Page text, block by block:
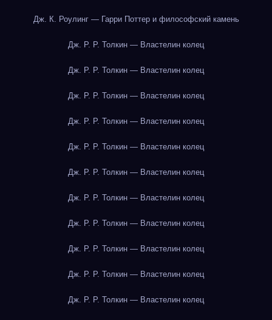
Дж. К. Роулинг — Гарри Поттер и философский камень
Дж. Р. Р. Толкин — Властелин колец
Дж. Р. Р. Толкин — Властелин колец
Дж. Р. Р. Толкин — Властелин колец
Дж. Р. Р. Толкин — Властелин колец
Дж. Р. Р. Толкин — Властелин колец
Дж. Р. Р. Толкин — Властелин колец
Дж. Р. Р. Толкин — Властелин колец
Дж. Р. Р. Толкин — Властелин колец
Дж. Р. Р. Толкин — Властелин колец
Дж. Р. Р. Толкин — Властелин колец
Дж. Р. Р. Толкин — Властелин колец